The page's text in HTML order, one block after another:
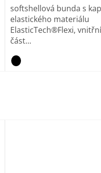
45
softshellová bunda s
elastického materiálu
ElasticTech®Flexi, vnitřní
část...